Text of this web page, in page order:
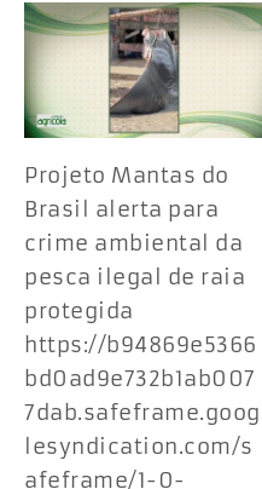
Projeto Mantas do
Brasil alerta para
crime ambiental da
pesca ilegal de raia
protegida
https://b94869e5366
bd0ad9e732b1ab007
7dab.safeframe.goog
lesyndication.com/s
afeframe/1-0-